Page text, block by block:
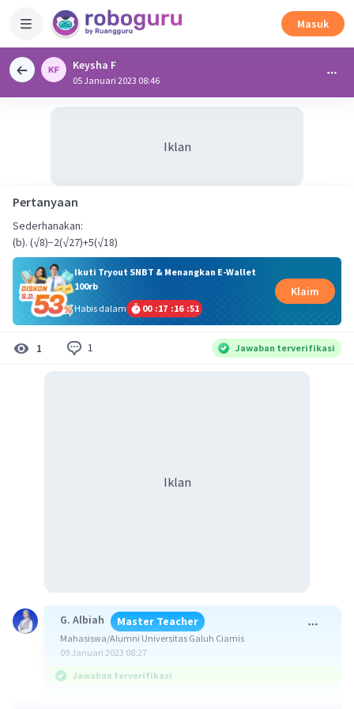
Masuk
Keysha F
05 Januari 2023 08:46
Iklan
Pertanyaan
Sederhanakan:
(b). (√8)−2(√27)+5(√18)
Ikuti Tryout SNBT & Menangkan E-Wallet
100rb
Habis dalam
00 :17 :16 :50
Klaim
1 1 Jawaban terverifikasi
Iklan
G. Albiah Master Teacher
Mahasiswa/Alumni Universitas Galuh Ciamis
09 Januari 2023 08:27
Jawaban terverifikasi